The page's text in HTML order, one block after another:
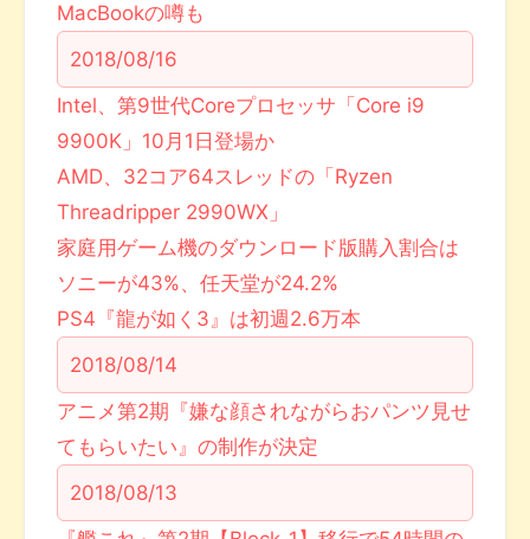
MacBookの噂も
2018/08/16
Intel、第9世代Coreプロセッサ「Core i9
9900K」10月1日登場か
AMD、32コア64スレッドの「Ryzen
Threadripper 2990WX」
家庭用ゲーム機のダウンロード版購入割合は
ソニーが43%、任天堂が24.2%
PS4『龍が如く3』は初週2.6万本
2018/08/14
アニメ第2期『嫌な顔されながらおパンツ見せ
てもらいたい』の制作が決定
2018/08/13